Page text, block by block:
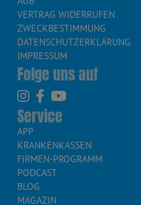
VERTRAG WIDERRUFEN
ZWECKBESTIMMUNG
DATENSCHUTZERKLÄRUNG
IMPRESSUM
Folge uns auf
Service
APP
KRANKENKASSEN
FIRMEN-PROGRAMM
PODCAST
BLOG
MAGAZIN